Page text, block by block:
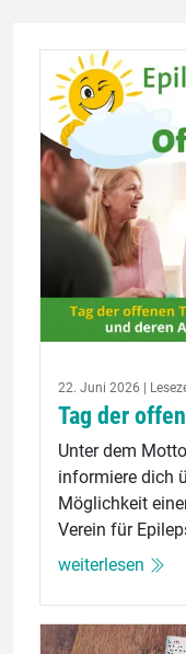
22. Juni 2026 |
Tag der
Unter dem
informiere dich
Möglichkeit
Verein für
weiterlesen